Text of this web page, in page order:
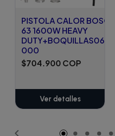
PISTOLA CALOR
63 1600W HEAVY
000
$704.900 COP
Ver detalles